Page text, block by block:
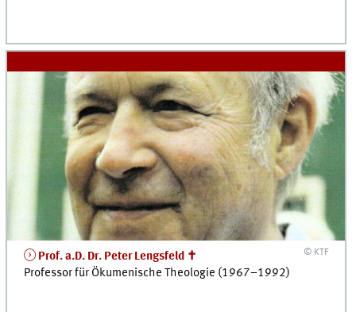
© KTF
Prof. a.D. Dr. Peter Lengsfeld ✝
Professor für Ökumenische Theologie (1967–1992)